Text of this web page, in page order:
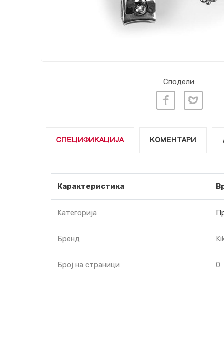
Сподели:
СПЕЦИФИКАЦИЈА КОМЕНТАРИ
Карактеристика
Kатегорија
Бренд
Број на страници 0